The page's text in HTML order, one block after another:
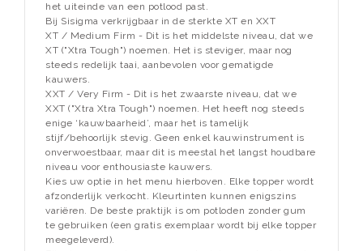
het uiteinde van een potlood past.
Bij Sisigma verkrijgbaar in de sterkte XT en XXT
XT / Medium Firm - Dit is het middelste niveau, dat we
XT ("Xtra Tough") noemen. Het is steviger, maar nog
steeds redelijk taai, aanbevolen voor gematigde
kauwers.
XXT / Very Firm - Dit is het zwaarste niveau, dat we
XXT ("Xtra Xtra Tough") noemen. Het heeft nog steeds
enige ‘kauwbaarheid’, maar het is tamelijk
stijf/behoorlijk stevig. Geen enkel kauwinstrument is
onverwoestbaar, maar dit is meestal het langst houdbare
niveau voor enthousiaste kauwers.
Kies uw optie in het menu hierboven. Elke topper wordt
afzonderlijk verkocht. Kleurtinten kunnen enigszins
variëren. De beste praktijk is om potloden zonder gum
te gebruiken (een gratis exemplaar wordt bij elke topper
meegeleverd).